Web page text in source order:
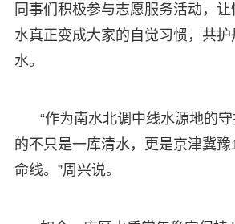
同事们积极参与志愿服务活动，
水真正变成大家的自觉习惯，共
水。
“作为南水北调中线水源地的
的不只是一库清水，更是京津冀
命线。”周兴说。